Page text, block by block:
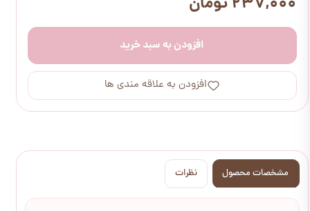
افزودن به سبد خرید
افزودن به علاقه مندی ها
مشخصات محصول نظرات